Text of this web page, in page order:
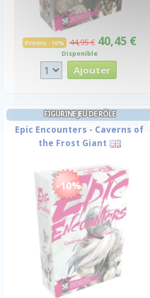
Promo -10% 44,95 € 40,45 €
Disponible
FIGURINE JEU DE RÔLE
Epic Encounters - Caverns of
the Frost Giant
-10%